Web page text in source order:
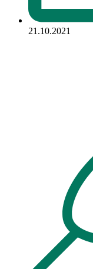
21.10.2021